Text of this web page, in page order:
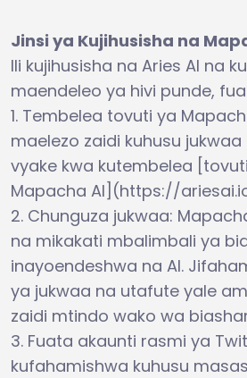
Jinsi ya Kujihusisha na
Ili kujihusisha na Aries AI na
maendeleo ya hivi punde,
1. Tembelea tovuti ya
maelezo zaidi kuhusu
vyake kwa kutembelea
Mapacha AI](https://
2. Chunguza jukwaa:
na mikakati mbalimbali ya
inayoendeshwa na AI.
ya jukwaa na utafute yale
zaidi mtindo wako wa
3. Fuata akaunti rasmi ya
kufahamishwa kuhusu